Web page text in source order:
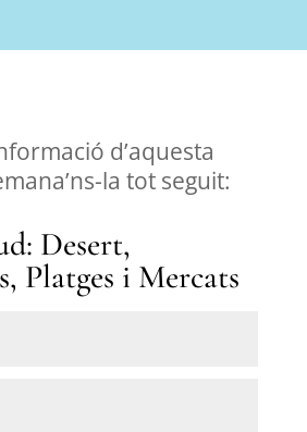
d’aquesta
la tot seguit:
Desert,
Platges i Mercats